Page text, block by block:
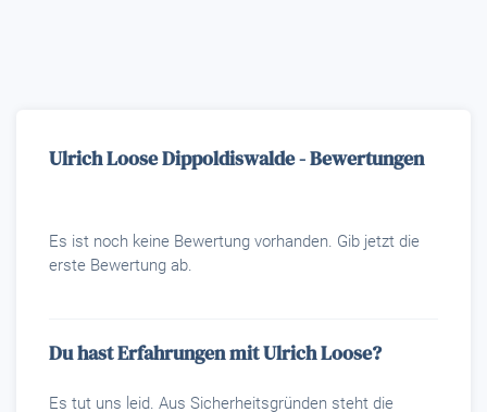
Ulrich Loose Dippoldiswalde - Bewertungen
Es ist noch keine Bewertung vorhanden. Gib jetzt die
erste Bewertung ab.
Du hast Erfahrungen mit Ulrich Loose?
Es tut uns leid. Aus Sicherheitsgründen steht die